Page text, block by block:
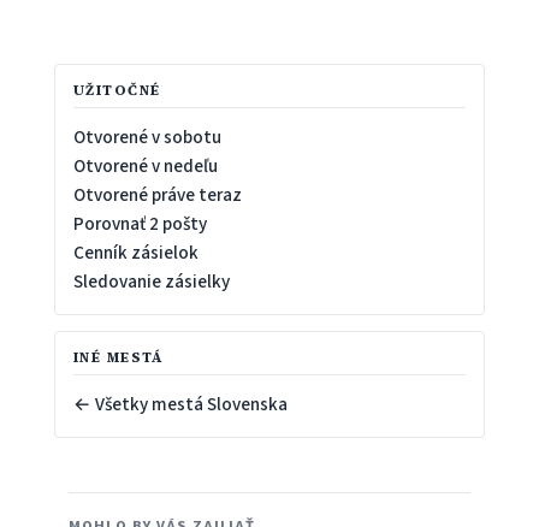
UŽITOČNÉ
Otvorené v sobotu
Otvorené v nedeľu
Otvorené práve teraz
Porovnať 2 pošty
Cenník zásielok
Sledovanie zásielky
INÉ MESTÁ
← Všetky mestá Slovenska